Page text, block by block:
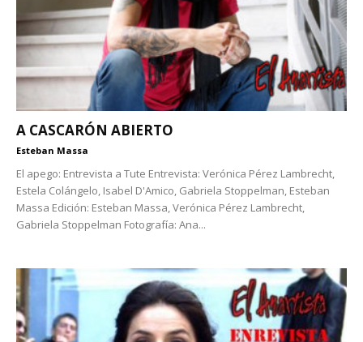
A CASCARÓN ABIERTO
Esteban Massa
El apego: Entrevista a Tute Entrevista: Verónica Pérez Lambrecht,
Estela Colángelo, Isabel D'Amico, Gabriela Stoppelman, Esteban
Massa Edición: Esteban Massa, Verónica Pérez Lambrecht,
Gabriela Stoppelman Fotografía: Ana...